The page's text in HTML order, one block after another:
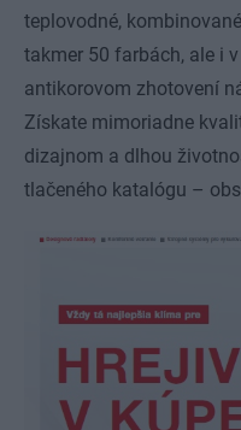
teplovodné,
takmer 50 farbách, ale i
antikorovom zhotovení
Získate mimoriadne
dizajnom a dlhou
tlačeného katalógu –